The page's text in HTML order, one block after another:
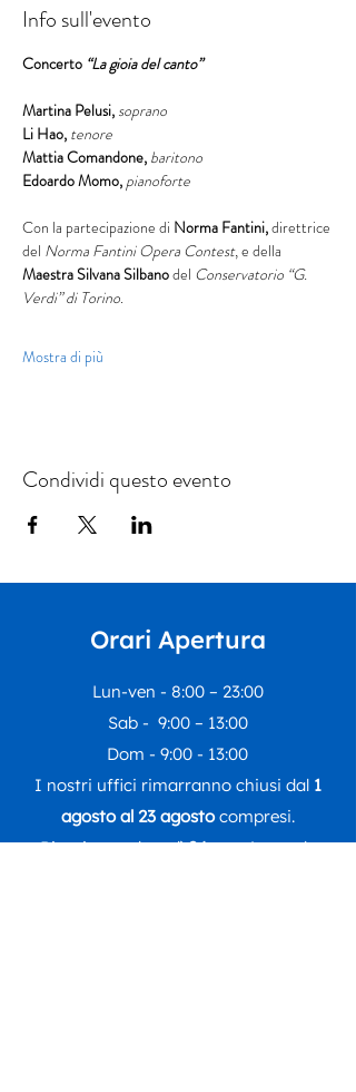
Info sull'evento
Concerto “La gioia del canto”
Martina Pelusi, soprano
Li Hao, tenore
Mattia Comandone, baritono
Edoardo Momo, pianoforte
Con la partecipazione di Norma Fantini, direttrice
del Norma Fantini Opera Contest, e della
Maestra Silvana Silbano del Conservatorio “G.
Verdi” di Torino.
Mostra di più
Condividi questo evento
Orari Apertura
Lun-ven - 8:00 – 23:00
Sab - 9:00 – 13:00
Dom - 9:00 - 13:00
I nostri uffici rimarranno chiusi dal 1
agosto al 23 agostocompresi.
Riapriranno lunedì24 agostocon le